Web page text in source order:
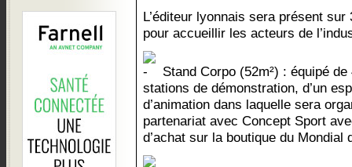
L’éditeur lyonnais sera présent sur
pour accueillir les acteurs de
Stand Corpo (52m²) : équipé de
stations de démonstration, d’un
d’animation dans laquelle sera
partenariat avec Concept Sport
d’achat sur la boutique du Mondial